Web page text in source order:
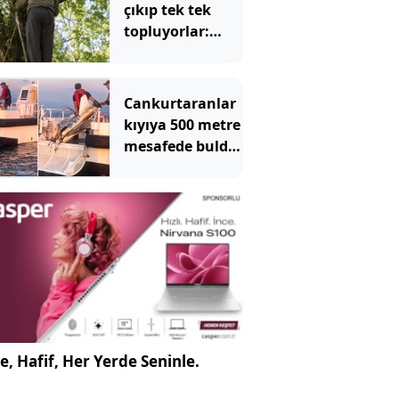
çıkıp tek tek
topluyorlar:
dayanacak
Cankurtaranlar
kıyıya 500 metre
mesafede buldu!
ekipler geldi
Hafif, Her Yerde Seninle.